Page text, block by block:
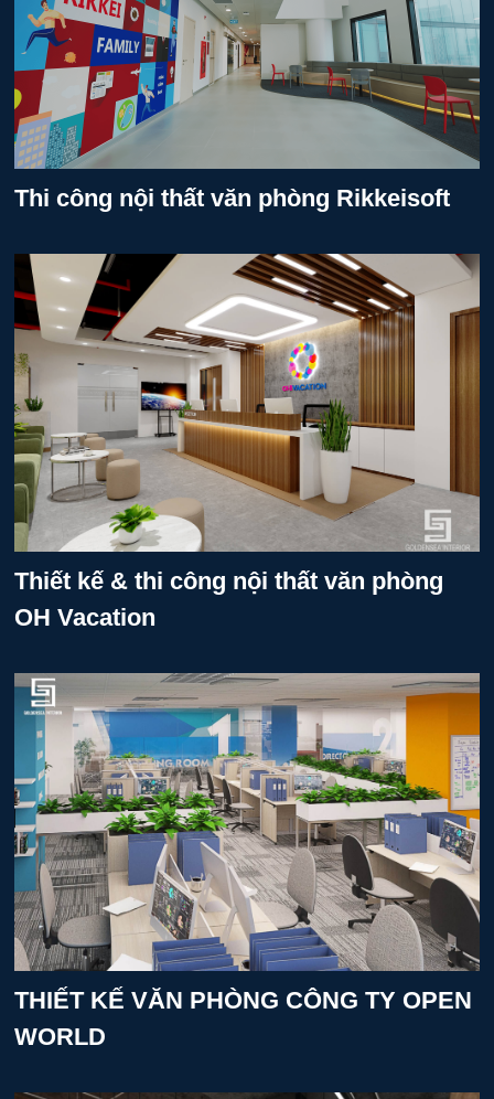
Thi công nội thất văn phòng Rikkeisoft
Thiết kế & thi công nội thất văn phòng
OH Vacation
THIẾT KẾ VĂN PHÒNG CÔNG TY OPEN
WORLD